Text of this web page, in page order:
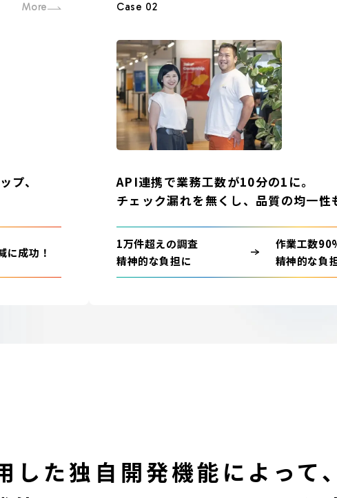
More
プ、
に成功！
Case 02
API連携で業務工数が10分の1に。
チェック漏れを無くし、品質の均一性
1万件超えの調査
精神的な負担に
作業工数
精神的な負
した独自開発機能によって、